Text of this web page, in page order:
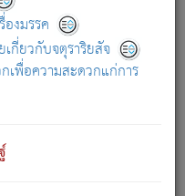
งมรรค
กี่ยวกับจตุราริยสัจ
เพื่อความสะดวกแก่การ